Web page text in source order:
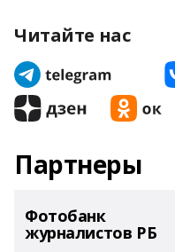
Читайте нас
Партнеры
Фотобанк
журналистов РБ